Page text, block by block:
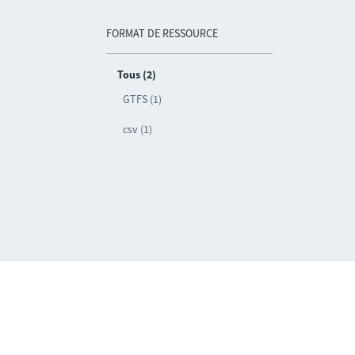
FORMAT DE RESSOURCE
Tous (2)
GTFS (1)
csv (1)